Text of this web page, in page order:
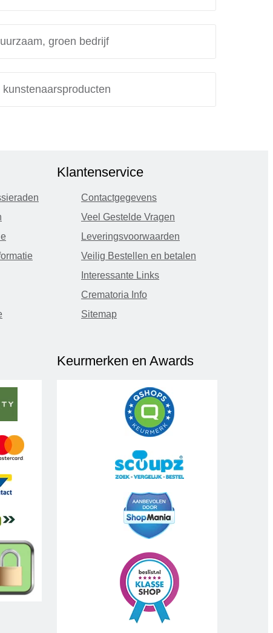
groen bedrijf
Klantenservice
Contactgegevens
Veel Gestelde Vragen
Leveringsvoorwaarden
Veilig Bestellen en betalen
Interessante Links
Crematoria Info
Sitemap
Keurmerken en Awards